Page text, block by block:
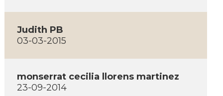
Judith PB
03-03-2015
monserrat cecilia llorens martinez
23-09-2014